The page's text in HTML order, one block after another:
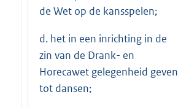
de Wet op de kansspelen;
d. het in een inrichting in de
zin van de Drank- en
Horecawet gelegenheid geven
tot dansen;